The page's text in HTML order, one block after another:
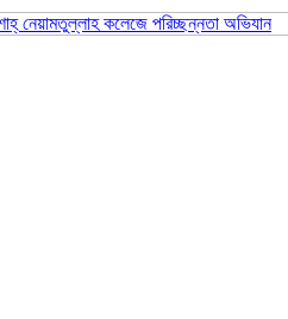
নেয়ামতুল্লাহ কলেজে পরিচ্ছন্নতা অভিযান